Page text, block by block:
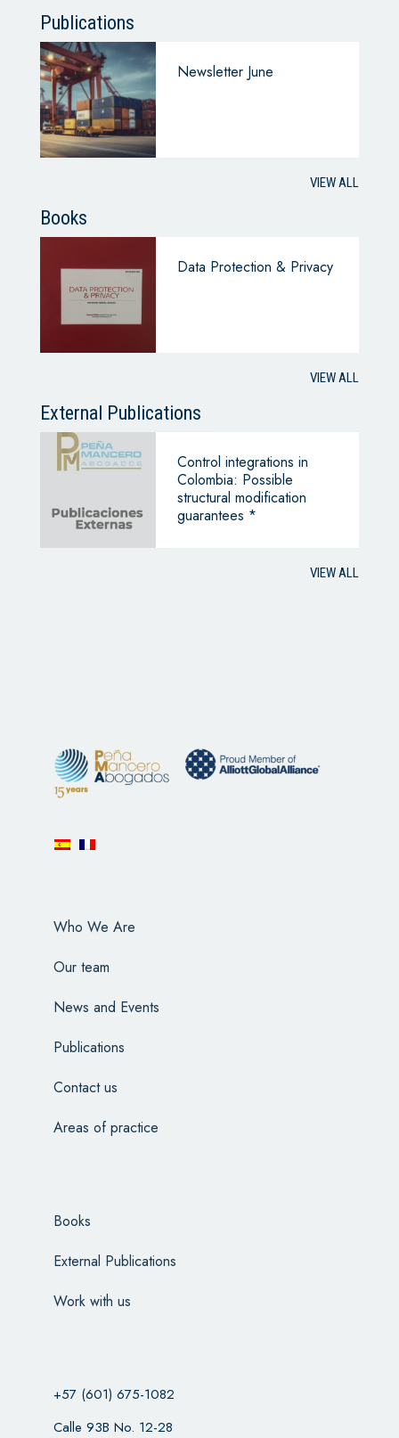
Publications
Newsletter June
VIEW ALL
Books
Data Protection & Privacy
VIEW ALL
External Publications
Control integrations in
Colombia: Possible
structural modification
guarantees *
VIEW ALL
Who We Are
Our team
News and Events
Publications
Contact us
Areas of practice
Books
External Publications
Work with us
+57 (601) 675-1082
Calle 93B No. 12-28